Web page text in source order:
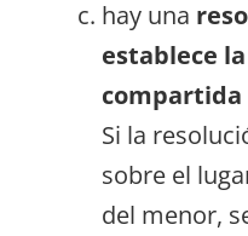
hay una
establece
compartida
Si la
sobre el
del menor,